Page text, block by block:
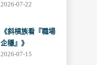
2026-07-22
《斜槓族看『職場
企穩』》
2026-07-15